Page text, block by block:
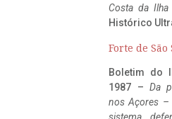
Costa da Ilha
Histórico
Forte de São
Boletim do
1987 – Da
nos Açores –
sistema